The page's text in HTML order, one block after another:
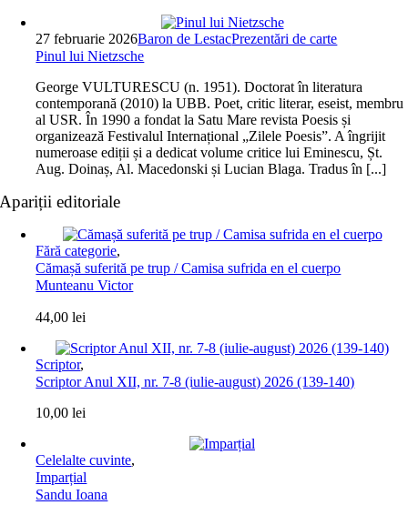
27 februarie 2026Baron de LestacPrezentări de carte
Pinul lui Nietzsche
George VULTURESCU (n. 1951). Doctorat în literatura
contemporană (2010) la UBB. Poet, critic literar, eseist, membru
al USR. În 1990 a fondat la Satu Mare revista Poesis și
organizează Festivalul Internațional „Zilele Poesis”. A îngrijit
numeroase ediții și a dedicat volume critice lui Eminescu, Șt.
Aug. Doinaș, Al. Macedonski și Lucian Blaga. Tradus în [...]
Apariții editoriale
Fără categorie,
Cămașă suferită pe trup / Camisa sufrida en el cuerpo
Munteanu Victor
44,00lei
Scriptor,
Scriptor Anul XII, nr. 7-8 (iulie-august) 2026 (139-140)
10,00lei
Celelalte cuvinte,
Imparțial
Sandu Ioana